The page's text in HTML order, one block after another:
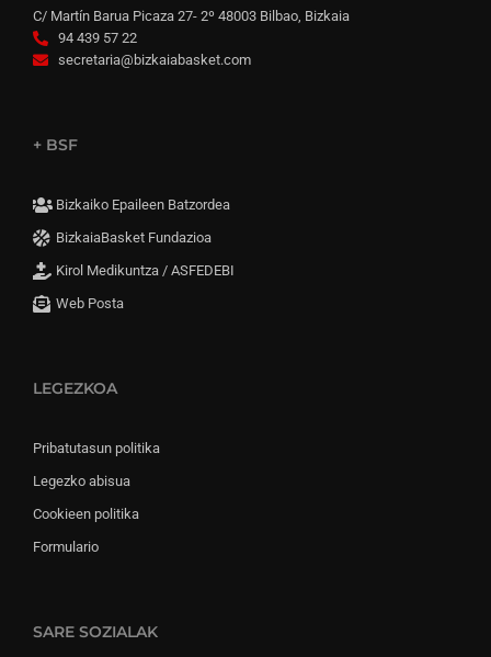
C/ Martín Barua Picaza 27- 2º 48003 Bilbao, Bizkaia
94 439 57 22
secretaria@bizkaiabasket.com
+ BSF
Bizkaiko Epaileen Batzordea
BizkaiaBasket Fundazioa
Kirol Medikuntza / ASFEDEBI
Web Posta
LEGEZKOA
Pribatutasun politika
Legezko abisua
Cookieen politika
Formulario
SARE SOZIALAK